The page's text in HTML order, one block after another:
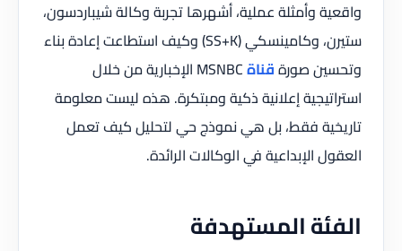
واقعية وأمثلة عملية، أشهرها تجربة وكالة شيباردسون،
ستيرن، وكامينسكي (SS+K) وكيف استطاعت إعادة بناء
وتحسين صورةقناة
MSNBC الإخبارية من خلال
استراتيجية إعلانية ذكية ومبتكرة. هذه ليست معلومة
تاريخية فقط، بل هي نموذج حي لتحليل كيف تعمل
العقول الإبداعية في الوكالات الرائدة.
الفئة المستهدفة